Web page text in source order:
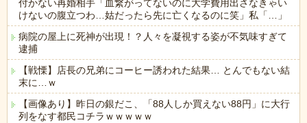
付かない再婚相手「血繋がってないのに大学費用出さなきゃい
けないの腹立つわ…姑だったら先に亡くなるのに笑」私「…」
病院の屋上に死神が出現！？人々を凝視する姿が不気味すぎて
逮捕
【戦慄】店長の兄弟にコーヒー誘われた結果… とんでもない結
末に…ｗ
【画像あり】昨日の銀だこ、「88人しか買えない88円」に大行
列をなす都民コチラｗｗｗｗｗ